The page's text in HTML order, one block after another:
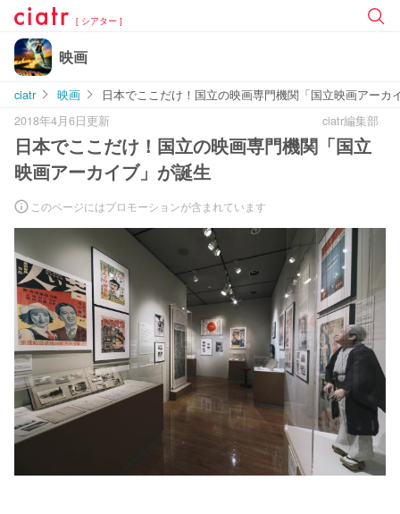
[ シアター ]
映画
ciatr 映画
日本でここだけ！国立の映画専門機関「国立映画アーカ
2018年4月6日更新
ciatr編集部
日本でここだけ！国立の映画専門機関「国立
映画アーカイブ」が誕生
このページにはプロモーションが含まれています